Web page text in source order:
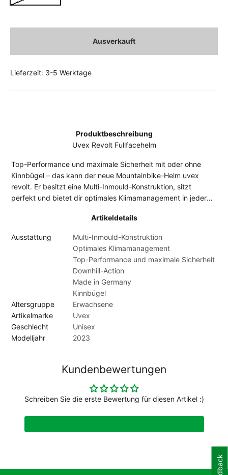
Ausverkauft
Lieferzeit: 3-5 Werktage
Produktbeschreibung
Uvex Revolt Fullfacehelm
Top-Performance und maximale Sicherheit mit oder ohne
Kinnbügel – das kann der neue Mountainbike-Helm uvex
revolt. Er besitzt eine Multi-Inmould-Konstruktion, sitzt
perfekt und bietet dir optimales Klimamanagement in jeder
Mattoptik jeweils mit farblich passendem FlexShield.
Artikeldetails
Ausstattung
Multi-Inmould-Konstruktion
Optimales Klimamanagement
Top-Performance und maximale Sicherheit
Downhill-Action
Made in Germany
Kinnbügel
Altersgruppe
Erwachsene
Artikelmarke
Uvex
Geschlecht
Unisex
Modelljahr
2023
Kundenbewertungen
Schreiben Sie die erste Bewertung für diesen Artikel :)